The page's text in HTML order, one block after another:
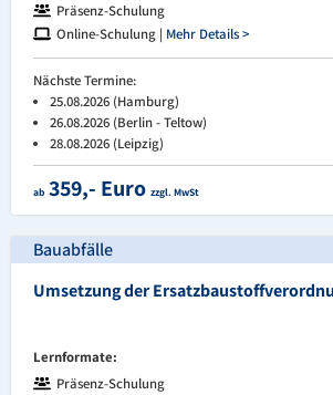
Präsenz-Schulung
Online-Schulung | Mehr Details >
Nächste Termine:
25.08.2026 (Hamburg)
26.08.2026 (Berlin - Teltow)
28.08.2026 (Leipzig)
ab 359,- Euro zzgl. MwSt
Bauabfälle
Umsetzung der
Lernformate:
Präsenz-Schulung